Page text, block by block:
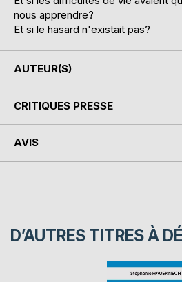
nous apprendre?
Et si le hasard n'existait pas?
AUTEUR(S)
CRITIQUES PRESSE
AVIS
D’AUTRES TITRES À